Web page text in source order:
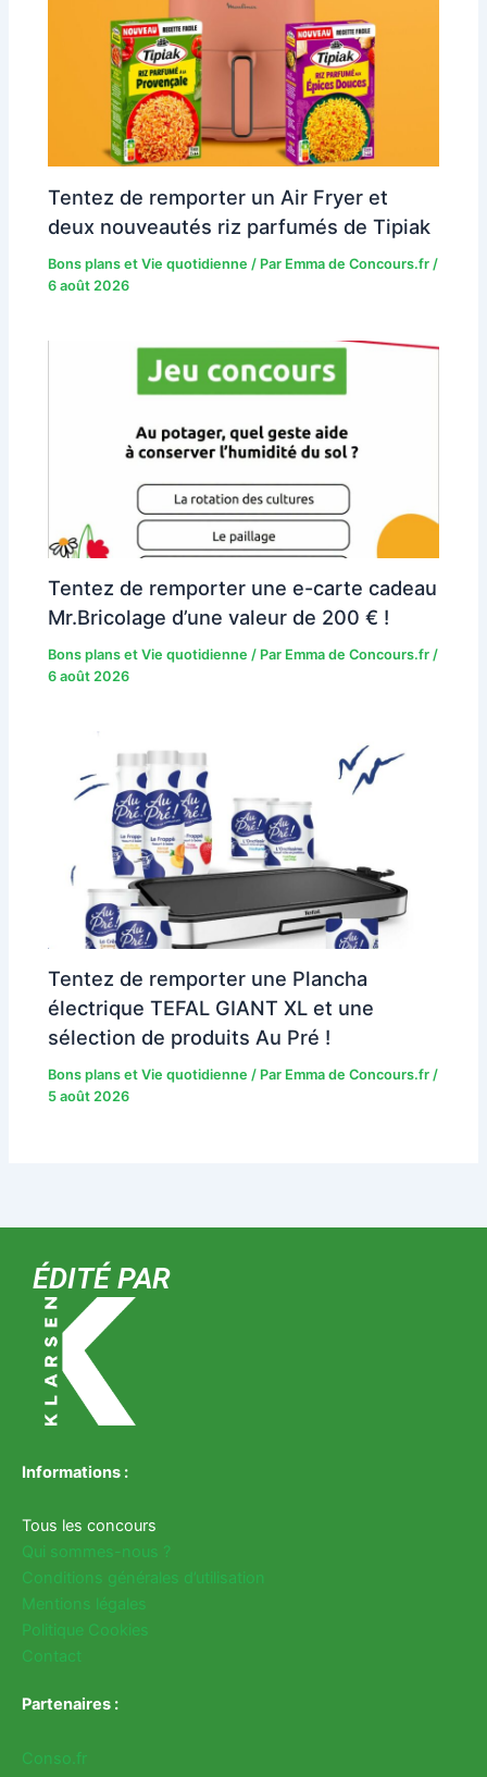
Tentez de remporter un Air Fryer et
deux nouveautés riz parfumés de Tipiak
Bons plans et Vie quotidienne / Par Emma de Concours.fr /
6 août 2026
Tentez de remporter une e-carte cadeau
Mr.Bricolage d’une valeur de 200 € !
Bons plans et Vie quotidienne / Par Emma de Concours.fr/
6 août 2026
Tentez de remporter une Plancha
électrique TEFAL GIANT XL et une
sélection de produits Au Pré !
Bons plans et Vie quotidienne / Par Emma de Concours.fr/
5 août 2026
ÉDITÉ PAR
Informations :
Tous les concours
Qui sommes-nous ?
Conditions générales d’utilisation
Mentions légales
Politique Cookies
Contact
Partenaires :
Conso.fr